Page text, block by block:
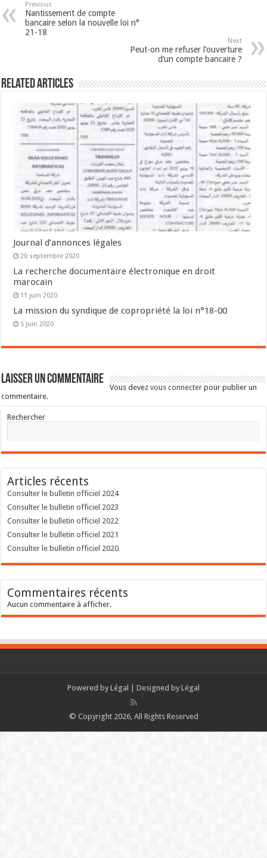
Previous
Nantissement de compte
bancaire selon la nouvelle loi n°
21-18
Next
Peut-on me refuser l’ouverture
d’un compte bancaire ?
Related Articles
Journal d’annonces légales
20 septembre 2020
La recherche documentaire électronique en droit
marocain
11 juin 2020
La mission du syndique de copropriété la loi n°18-00
5 juin 2020
Laisser un commentaire
Vous devezvous connecter pour publier un
commentaire.
Rechercher
Articles récents
Consulter le bulletin officiel 2024
Consulter le bulletin officiel 2023
Consulter le bulletin officiel 2022
Consulter le bulletin officiel 2021
Consulter le bulletin officiel 2020
Commentaires récents
Aucun commentaire à afficher.
Powered by Légal | Designed by Légal
© Copyright 2026, All Rights Reserved